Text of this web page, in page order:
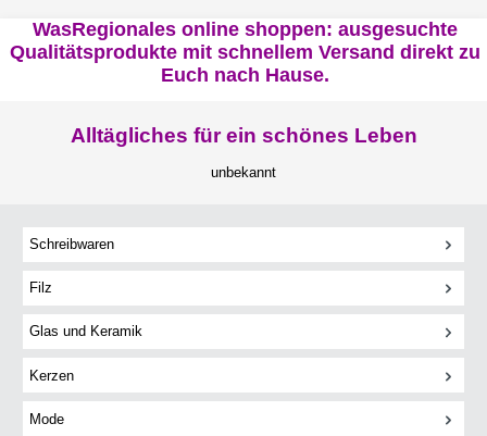
WasRegionales online shoppen: ausgesuchte
Qualitätsprodukte mit schnellem Versand direkt zu
Euch nach Hause.
Alltägliches für ein schönes Leben
unbekannt
Schreibwaren
Filz
Glas und Keramik
Kerzen
Mode